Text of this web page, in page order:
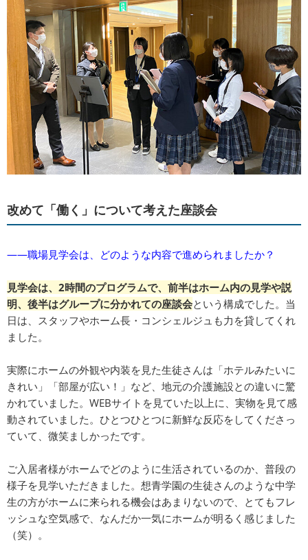
改めて「働く」について考えた座談会
――職場見学会は、どのような内容で進められましたか？
見学会は、2時間のプログラムで、前半はホーム内の見学や説
明、後半はグループに分かれての座談会という構成でした。当
日は、スタッフやホーム長・コンシェルジュも力を貸してくれ
ました。
実際にホームの外観や内装を見た生徒さんは「ホテルみたいに
きれい」「部屋が広い！」など、地元の介護施設との違いに驚
かれていました。WEBサイトを見ていた以上に、実物を見て感
動されていました。ひとつひとつに新鮮な反応をしてくださっ
ていて、微笑ましかったです。
ご入居者様がホームでどのように生活されているのか、普段の
様子を見学いただきました。想青学園の生徒さんのような中学
生の方がホームに来られる機会はあまりないので、とてもフレ
ッシュな空気感で、なんだか一気にホームが明るく感じました
（笑）。